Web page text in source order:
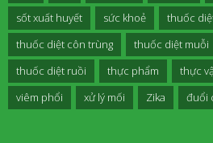
sốt xuất huyết
sức khoẻ
thuốc
thuốc diệt côn trùng
thuốc diệt muỗi
thuốc diệt ruồi
thực phẩm thực
viêm phổi
xử lý mối Zika đuổi